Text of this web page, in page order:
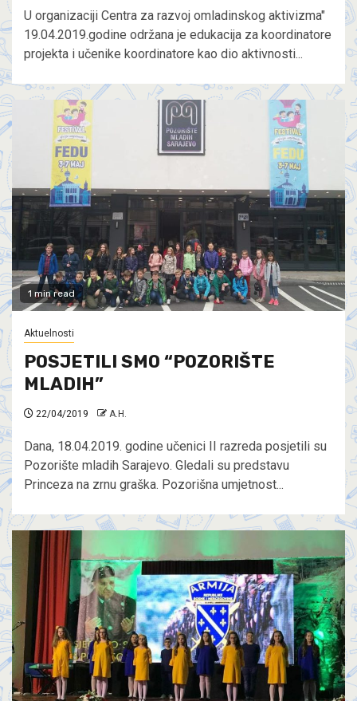
U organizaciji Centra za razvoj omladinskog aktivizma"
19.04.2019.godine održana je edukacija za koordinatore
projekta i učenike koordinatore kao dio aktivnosti...
1 min read
Aktuelnosti
POSJETILI SMO “POZORIŠTE
MLADIH”
22/04/2019 A.H.
Dana, 18.04.2019. godine učenici II razreda posjetili su
Pozorište mladih Sarajevo. Gledali su predstavu
Princeza na zrnu graška. Pozorišna umjetnost...